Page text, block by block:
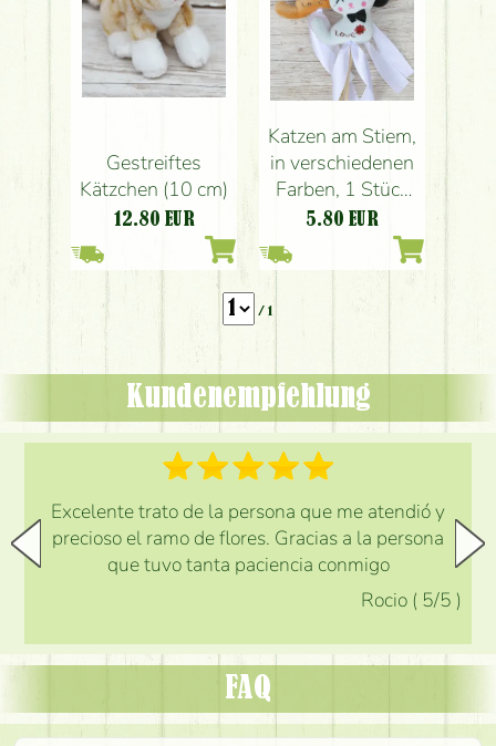
Gestreiftes
Kätzchen (10 cm)
12.80 EUR
Katzen am Stiem,
in verschiedenen
Farben, 1 Stück
(10cm)
5.80 EUR
/ 1
Kundenempfehlung
Excelente trato de la persona que me atendió y
precioso el ramo de flores. Gracias a la persona
que tuvo tanta paciencia conmigo
Rocio ( 5/5 )
FAQ